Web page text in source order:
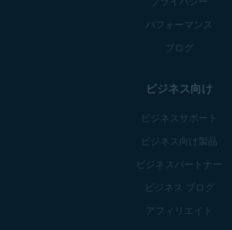
パフォーマンス
ブログ
ビジネス向け
ビジネスサポート
ビジネス向け製品
ビジネスパートナー
ビジネス ブログ
アフィリエイト